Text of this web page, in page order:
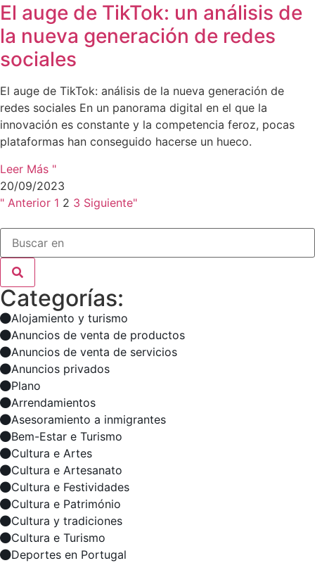
El auge de TikTok: un análisis de
la nueva generación de redes
sociales
El auge de TikTok: análisis de la nueva generación de
redes sociales En un panorama digital en el que la
innovación es constante y la competencia feroz, pocas
plataformas han conseguido hacerse un hueco.
Leer Más "
20/09/2023
" Anterior 1 2 3 Siguiente"
Categorías:
Alojamiento y turismo
Anuncios de venta de productos
Anuncios de venta de servicios
Anuncios privados
Plano
Arrendamientos
Asesoramiento a inmigrantes
Bem-Estar e Turismo
Cultura e Artes
Cultura e Artesanato
Cultura e Festividades
Cultura e Património
Cultura y tradiciones
Cultura e Turismo
Deportes en Portugal